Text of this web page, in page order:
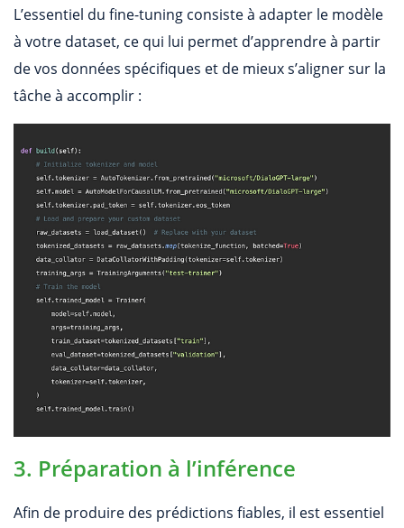
L’essentiel du fine-tuning consiste à adapter le modèle
à votre dataset, ce qui lui permet d’apprendre à partir
de vos données spécifiques et de mieux s’aligner sur la
tâche à accomplir :
3. Préparation à l’inférence
Afin de produire des prédictions fiables, il est essentiel